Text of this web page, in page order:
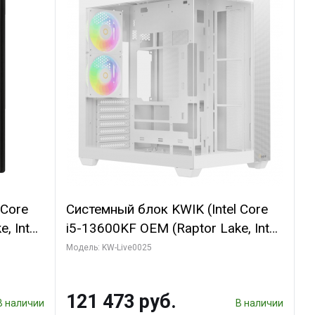
Intel
наличии
Системный блок KWIK (Intel Core
i5-13600KF OEM (Raptor Lake, Intel
7, C14 8EC/6PC/ 32 ГБ ОЗУ (2
3xDP / 960 ГБ SSD)
Модель: KW-Live0025
121 473 руб. В наличии